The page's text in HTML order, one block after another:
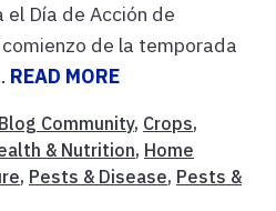
Día de Acción de
de la temporada
READ MORE
Blog Community, Crops,
& Nutrition, Home
, Pests & Disease, Pests &